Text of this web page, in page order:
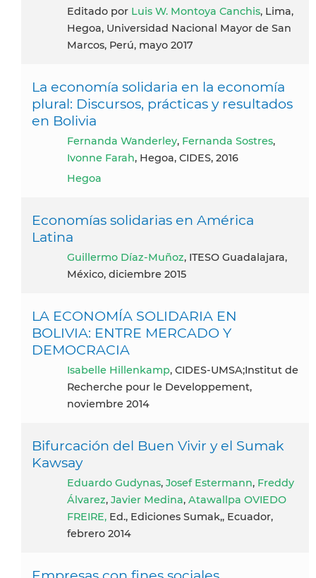
Editado por Luis W. Montoya Canchis, Lima,
Hegoa, Universidad Nacional Mayor de San
Marcos, Perú, mayo 2017
La economía solidaria en la economía
plural: Discursos, prácticas y resultados
en Bolivia
Fernanda Wanderley, Fernanda Sostres,
Ivonne Farah, Hegoa, CIDES, 2016
Hegoa
Economías solidarias en América
Latina
Guillermo Díaz-Muñoz, ITESO Guadalajara,
México, diciembre 2015
LA ECONOMÍA SOLIDARIA EN
BOLIVIA: ENTRE MERCADO Y
DEMOCRACIA
Isabelle Hillenkamp, CIDES-UMSA;Institut de
Recherche pour le Developpement,
noviembre 2014
Bifurcación del Buen Vivir y el Sumak
Kawsay
Eduardo Gudynas, Josef Estermann, Freddy
Álvarez, Javier Medina, Atawallpa OVIEDO
FREIRE, Ed., Ediciones Sumak,, Ecuador,
febrero 2014